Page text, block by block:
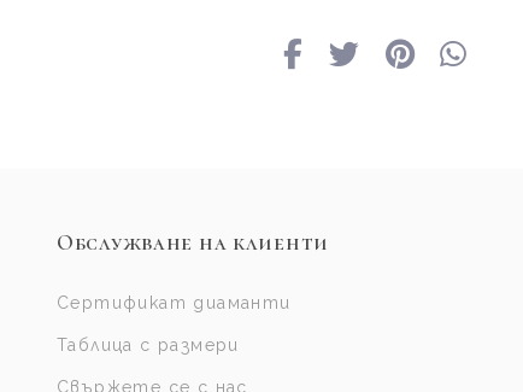
Обслужване на клиенти
Сертификат диаманти
Таблица с размери
Свържете се с нас